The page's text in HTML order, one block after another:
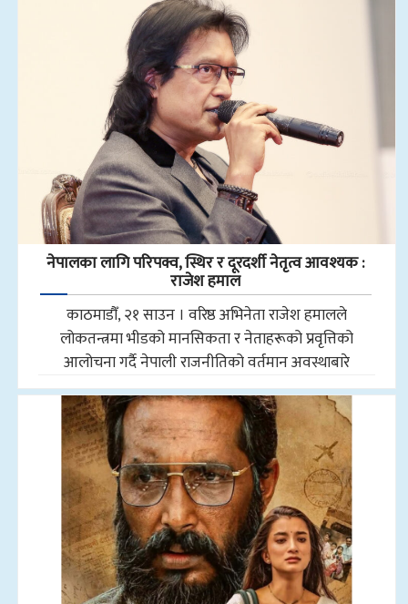
नेपालका लागि परिपक्व, स्थिर र दूरदर्शी नेतृत्व आवश्यक :
राजेश हमाल
काठमाडौँ, २१ साउन । वरिष्ठ अभिनेता राजेश हमालले
लोकतन्त्रमा भीडको मानसिकता र नेताहरूको प्रवृत्तिको
आलोचना गर्दै नेपाली राजनीतिको वर्तमान अवस्थाबारे